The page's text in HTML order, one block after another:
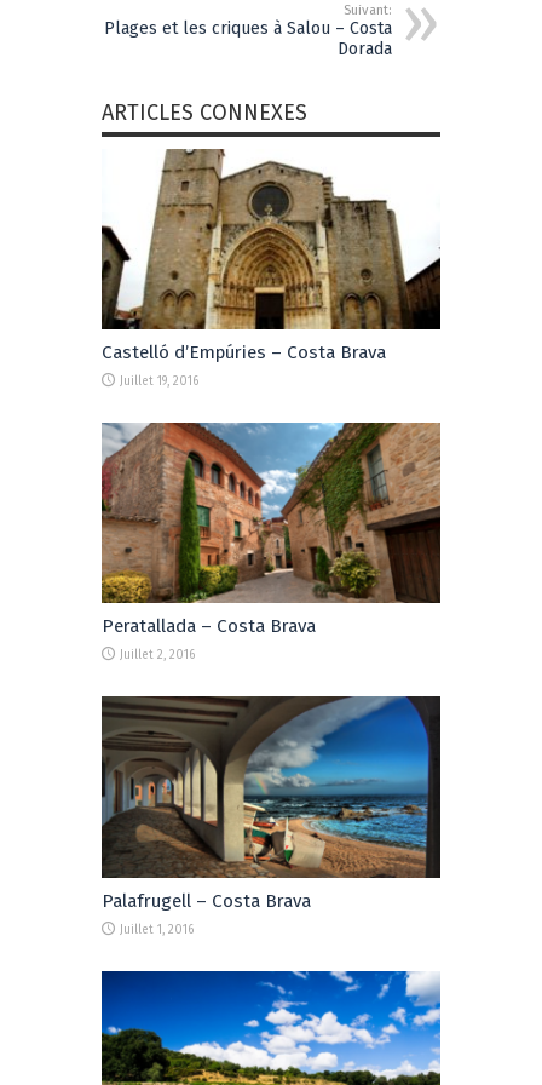
Suivant:
Plages et les criques à Salou – Costa
Dorada
ARTICLES CONNEXES
Castelló d’Empúries – Costa Brava
Juillet 19, 2016
Peratallada – Costa Brava
Juillet 2, 2016
Palafrugell – Costa Brava
Juillet 1, 2016